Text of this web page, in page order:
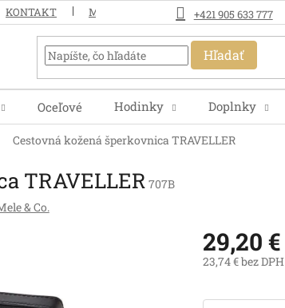
+421 905 633 777
KONTAKT MOJA OBJEDNÁVKA
Hľadať
Oceľové Hodinky Doplnky
Cestovná kožená šperkovnica TRAVELLER
TRAVELLER 707B
& Co.
29,20 €
23,74 € bez DPH
cena: